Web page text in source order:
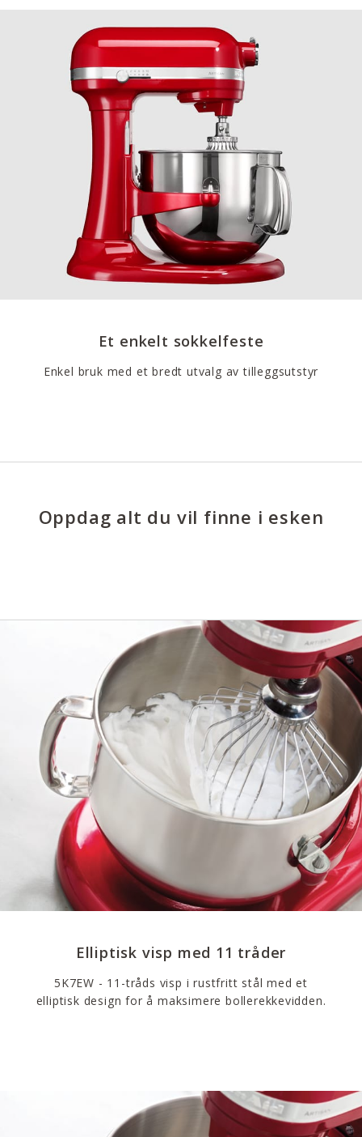
Et enkelt sokkelfeste
Enkel bruk med et bredt utvalg av tilleggsutstyr
Oppdag alt du vil finne i esken
Elliptisk visp med 11 tråder
5K7EW - 11-tråds visp i rustfritt stål med et
elliptisk design for å maksimere bollerekkevidden.